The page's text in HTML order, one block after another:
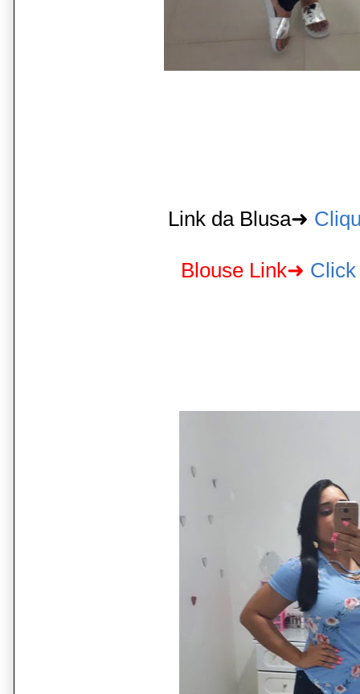
Link da Blusa➜
Blouse Link➜